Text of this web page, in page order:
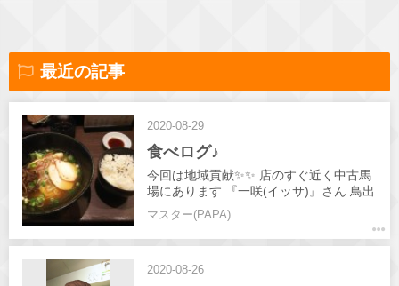
最近の記事
2020-08-29
食べログ♪
今回は地域貢献✨✨ 店のすぐ近く中古馬
場にあります 『一咲(イッサ)』さん 鳥出
汁から来るスープ絶品 メンマの変わりが
可愛い筍の美味しいアクセント！ 朝5:00
までしてるので是非皆さんも行って見て
日も皆さんのお越しおまちしてます😆
マスター(PAPA)
2020-08-26